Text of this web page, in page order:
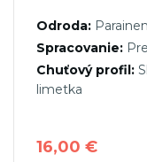
Odroda:
Spracovanie:
Chuťový profil:
limetka
16,00 €